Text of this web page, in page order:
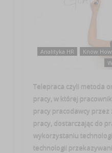
Analityka HR Know How
Telepraca czyli metoda
pracy, w której
pracy pracodawcy przez
pracy, dostarczając do
wykorzystaniu
technologii